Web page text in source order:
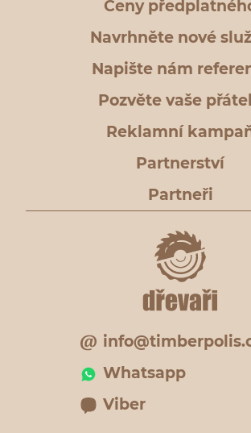
Ceny
Navrhněte nové
Napište nám
Pozvěte vaše
Reklamní
Partnerství
Partneři
Whatsapp
Viber